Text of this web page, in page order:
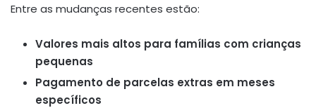
Entre as mudanças recentes estão:
Valores mais altos para famílias com crianças
pequenas
Pagamento de parcelas extras em meses
específicos